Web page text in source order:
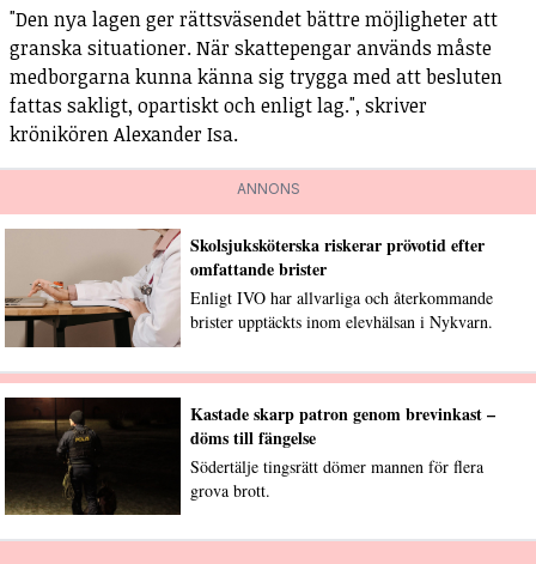
"Den nya lagen ger rättsväsendet bättre möjligheter att
granska situationer. När skattepengar används måste
medborgarna kunna känna sig trygga med att besluten
fattas sakligt, opartiskt och enligt lag.", skriver
krönikören Alexander Isa.
ANNONS
Skolsjuksköterska riskerar prövotid efter
omfattande brister
Enligt IVO har allvarliga och återkommande
brister upptäckts inom elevhälsan i Nykvarn.
Kastade skarp patron genom brevinkast –
döms till fängelse
Södertälje tingsrätt dömer mannen för flera
grova brott.